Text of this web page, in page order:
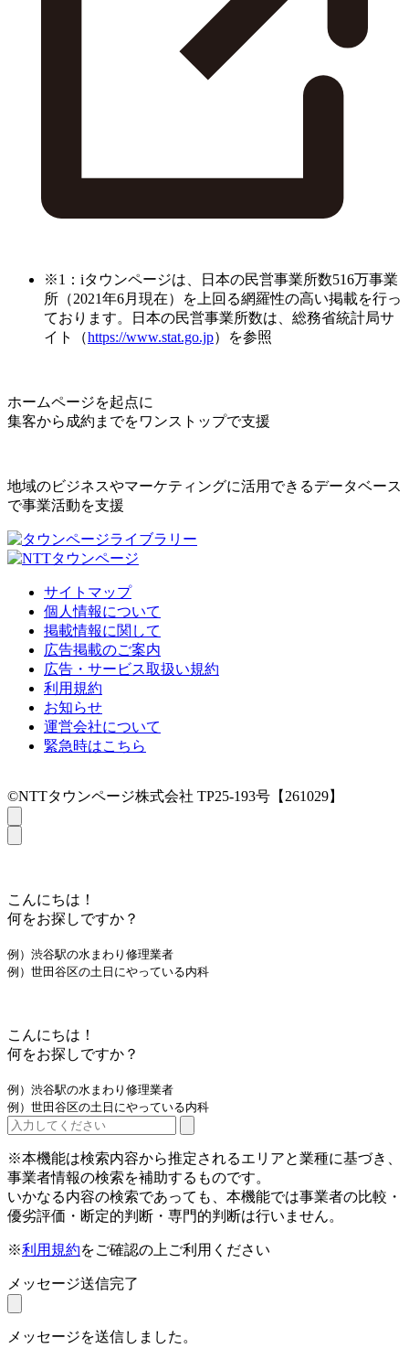
※1：iタウンページは、日本の民営事業所数516万事業
所（2021年6月現在）を上回る網羅性の高い掲載を行っ
ております。日本の民営事業所数は、総務省統計局サ
イト（https://www.stat.go.jp）を参照
ホームページを起点に
集客から成約までをワンストップで支援
地域のビジネスやマーケティングに活用できるデータベース
で事業活動を支援
サイトマップ
個人情報について
掲載情報に関して
広告掲載のご案内
広告・サービス取扱い規約
利用規約
お知らせ
運営会社について
緊急時はこちら
©NTTタウンページ株式会社 TP25-193号【261029】
こんにちは！
何をお探しですか？
例）渋谷駅の水まわり修理業者
例）世田谷区の土日にやっている内科
こんにちは！
何をお探しですか？
例）渋谷駅の水まわり修理業者
例）世田谷区の土日にやっている内科
※本機能は検索内容から推定されるエリアと業種に基づき、
事業者情報の検索を補助するものです。
いかなる内容の検索であっても、本機能では事業者の比較・
優劣評価・断定的判断・専門的判断は行いません。
※利用規約をご確認の上ご利用ください
メッセージ送信完了
メッセージを送信しました。